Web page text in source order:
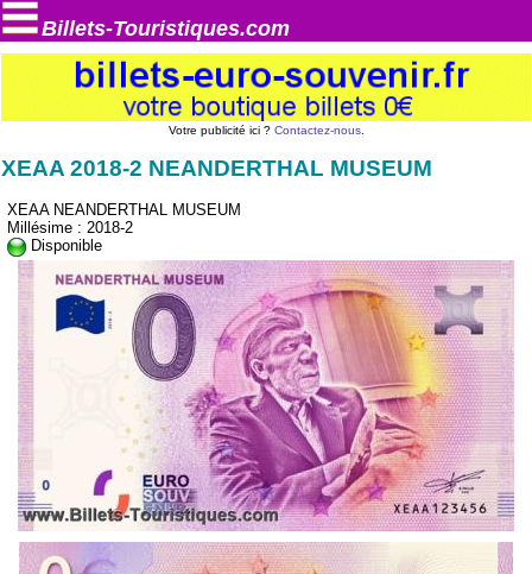
Billets-Touristiques.com
Votre publicité ici ? Contactez-nous.
XEAA 2018-2 NEANDERTHAL MUSEUM
XEAA NEANDERTHAL MUSEUM
Millésime : 2018-2
Disponible